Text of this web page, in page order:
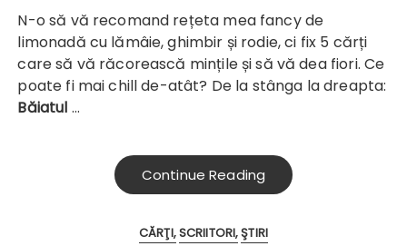
N-o să vă recomand rețeta mea fancy de
limonadă cu lămâie, ghimbir și rodie, ci fix 5 cărți
care să vă răcorească mințile și să vă dea fiori. Ce
poate fi mai chill de-atât? De la stânga la dreapta:
Băiatul …
Continue Reading
CĂRŢI SCRIITORI ŞTIRI